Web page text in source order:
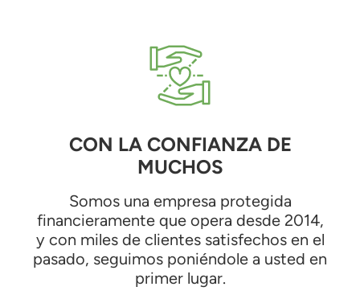
CON LA CONFIANZA DE
MUCHOS
Somos una empresa protegida
financieramente que opera desde 2014,
y con miles de clientes satisfechos en el
pasado, seguimos poniéndole a usted en
primer lugar.